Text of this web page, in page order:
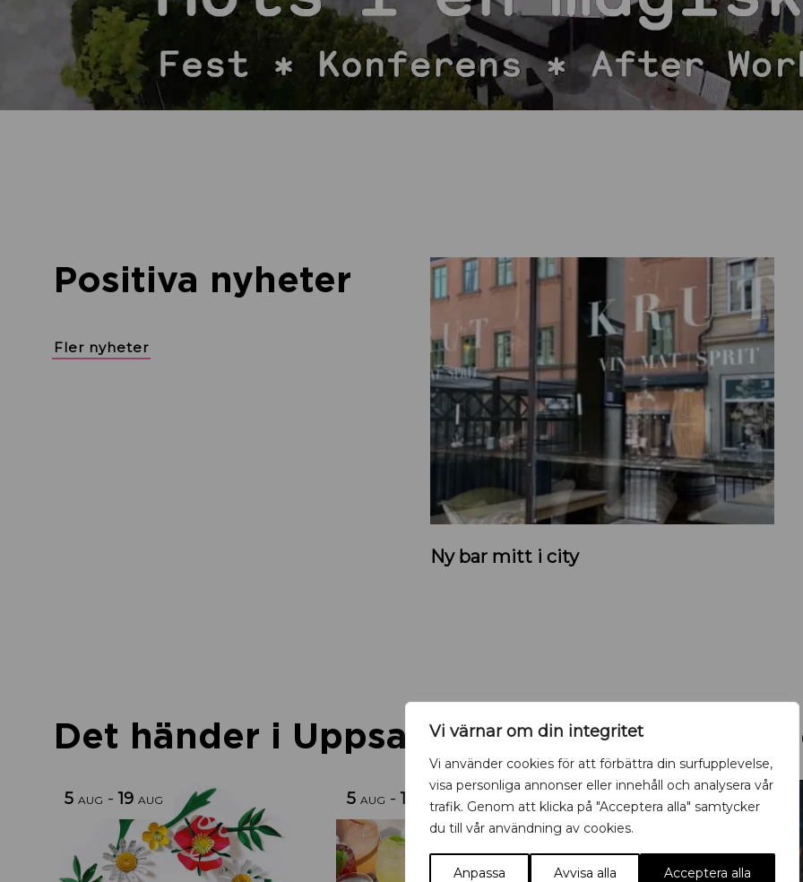
Vi värnar om din integritet
Vi använder cookies för att förbättra din surfupplevelse,
visa personliga annonser eller innehåll och analysera vår
trafik. Genom att klicka på "Acceptera alla" samtycker
du till vår användning av cookies.
Anpassa Avvisa alla Acceptera alla
Positiva nyheter
Fler nyheter
r
a
r
U
p
p
s
Ny bar mitt i city
Det händer i Uppsala- kolla in vår
5 AUG -19 AUG 5 AUG -14 AUG